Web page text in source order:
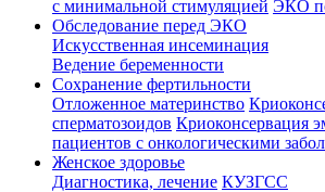
с минимальной стимуляцией ЭКО
Обследование перед ЭКО
Искусственная инсеминация
Ведение беременности
Сохранение фертильности
Отложенное материнство
сперматозоидов Криоконсервация
пациентов с онкологическими
Женское здоровье
Диагностика, лечение КУЗГСС